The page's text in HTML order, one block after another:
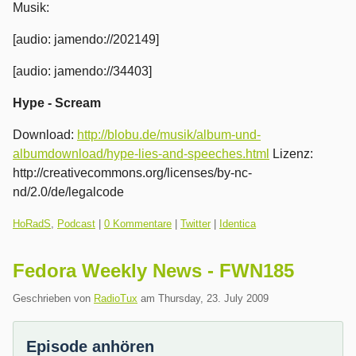
Musik:
[audio: jamendo://202149]
[audio: jamendo://34403]
Hype - Scream
Download: http://blobu.de/musik/album-und-
albumdownload/hype-lies-and-speeches.html
Lizenz:
http://creativecommons.org/licenses/by-nc-
nd/2.0/de/legalcode
Kategorien:
HoRadS Podcast 0 Kommentare Twitter| Identica
Fedora Weekly News - FWN185
Geschrieben von RadioTux am Thursday, 23. July 2009
Episode anhören